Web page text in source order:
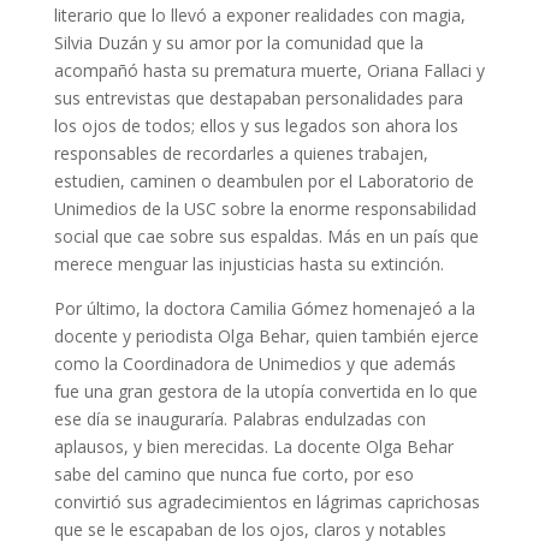
literario que lo llevó a exponer realidades con magia,
Silvia Duzán y su amor por la comunidad que la
acompañó hasta su prematura muerte, Oriana Fallaci y
sus entrevistas que destapaban personalidades para
los ojos de todos; ellos y sus legados son ahora los
responsables de recordarles a quienes trabajen,
estudien, caminen o deambulen por el Laboratorio de
Unimedios de la USC sobre la enorme responsabilidad
social que cae sobre sus espaldas. Más en un país que
merece menguar las injusticias hasta su extinción.
Por último, la doctora Camilia Gómez homenajeó a la
docente y periodista Olga Behar, quien también ejerce
como la Coordinadora de Unimedios y que además
fue una gran gestora de la utopía convertida en lo que
ese día se inauguraría. Palabras endulzadas con
aplausos, y bien merecidas. La docente Olga Behar
sabe del camino que nunca fue corto, por eso
convirtió sus agradecimientos en lágrimas caprichosas
que se le escapaban de los ojos, claros y notables